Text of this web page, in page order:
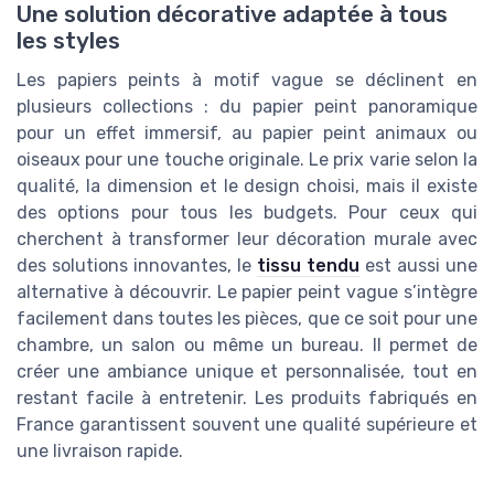
Une solution décorative adaptée à tous
les styles
Les papiers peints à motif vague se déclinent en
plusieurs collections : du papier peint panoramique
pour un effet immersif, au papier peint animaux ou
oiseaux pour une touche originale. Le prix varie selon la
qualité, la dimension et le design choisi, mais il existe
des options pour tous les budgets. Pour ceux qui
cherchent à transformer leur décoration murale avec
des solutions innovantes, le tissu tendu est aussi une
alternative à découvrir. Le papier peint vague s’intègre
facilement dans toutes les pièces, que ce soit pour une
chambre, un salon ou même un bureau. Il permet de
créer une ambiance unique et personnalisée, tout en
restant facile à entretenir. Les produits fabriqués en
France garantissent souvent une qualité supérieure et
une livraison rapide.